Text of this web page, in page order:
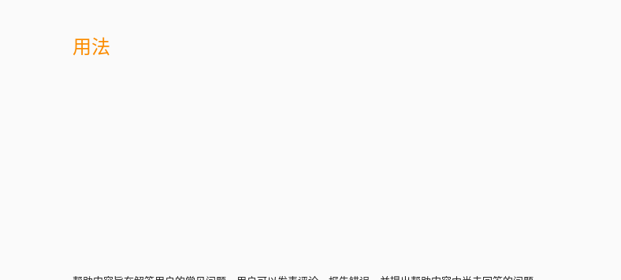
用法